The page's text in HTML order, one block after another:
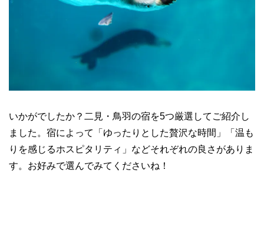
いかがでしたか？二見・鳥羽の宿を5つ厳選してご紹介し
ました。宿によって「ゆったりとした贅沢な時間」「温も
りを感じるホスピタリティ」などそれぞれの良さがありま
す。お好みで選んでみてくださいね！